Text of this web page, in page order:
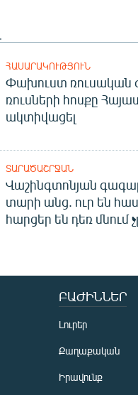
ՀԱՍԱՐԱԿՈՒԹՅՈՒՆ
Փախուստ ռուսական
ռուսների հոսքը
ակտիվացել
ՏԱՐԱԾԱՇՐՋԱՆ
Վաշինգտոնյան
տարի անց. ուր են
հարցեր են դեռ մնում
ԲԱԺԻՆՆԵՐ
Լուրեր
Քաղաքական
Իրավունք